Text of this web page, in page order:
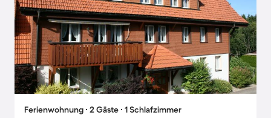
Ferienwohnung ∙ 2 Gäste ∙ 1 Schlafzimmer